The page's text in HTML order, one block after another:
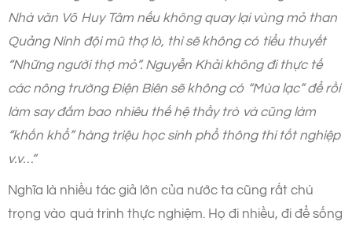
Nhà văn Võ Huy Tâm nếu không quay lại vùng mỏ than
Quảng Ninh đội mũ thợ lò, thì sẽ không có tiểu thuyết
“Những người thợ mỏ”. Nguyễn Khải không đi thực tế
các nông trường Điện Biên sẽ không có “Mùa lạc” để rồi
làm say đắm bao nhiêu thế hệ thầy trò và cũng làm
“khốn khổ” hàng triệu học sinh phổ thông thi tốt nghiệp
v.v…”
Nghĩa là nhiều tác giả lớn của nước ta cũng rất chú
trọng vào quá trình thực nghiệm. Họ đi nhiều, đi để sống